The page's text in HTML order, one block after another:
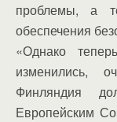
проблемы, а
обеспечения
«Однако
изменились,
Финляндия
Европейским